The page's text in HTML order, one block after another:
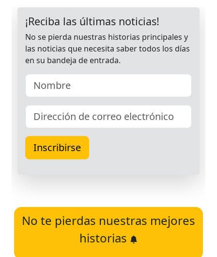
No te pierdas nuestras mejores
historias